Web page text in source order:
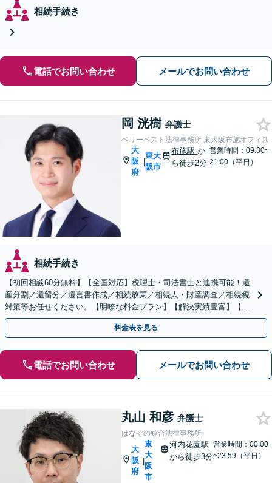
相続手続き
電話でお問い合わせ メールでお問い合わせ
岡 洸樹 弁護士
ベリーベスト法律事務所 東大阪布施オフィス
大
阪
府
|
東大
阪市
布施駅か
ら徒歩2分
営業時間：09:30~
21:00（平日）
相続手続き
【初回相談60分無料】【全国対応】税理士・司法書士と連携可能！遺
産分割／遺留分／遺言書作成／相続放棄／相続人・財産調査／相続税
対策等お任せください。【明瞭な料金プラン】【解決実績豊富】【電
話相談可】
料金表を見る
電話でお問い合わせ メールでお問い合わせ
丸山 和彦 弁護士
はなぞの綜合法律事務所
大
阪
府
|
東
大
阪
市
河内花園駅
から徒歩3分
営業時間：00:00
~23:59（平日）